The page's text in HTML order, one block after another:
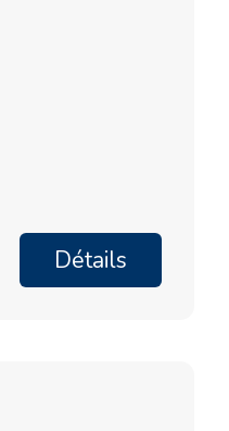
Détails